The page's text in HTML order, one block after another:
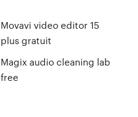
Movavi video editor 15
plus gratuit
Magix audio cleaning lab
free